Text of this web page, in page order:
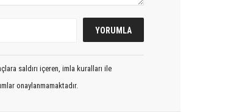
saldırı içeren, imla kuralları ile
onaylanmamaktadır.